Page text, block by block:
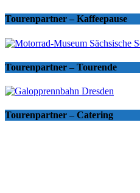
Tourenpartner – Kaffeepause
Tourenpartner – Tourende
Tourenpartner – Catering